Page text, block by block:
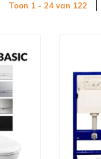
Toon 1 - 24 van 122